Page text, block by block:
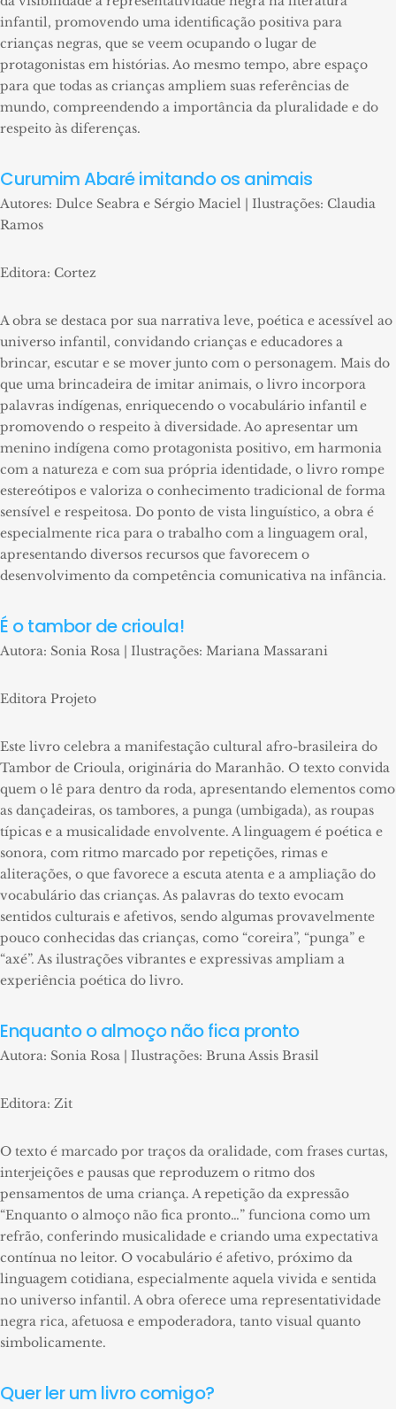
infantil, promovendo uma identificação positiva para
crianças negras, que se veem ocupando o lugar de
protagonistas em histórias. Ao mesmo tempo, abre espaço
para que todas as crianças ampliem suas referências de
mundo, compreendendo a importância da pluralidade e do
respeito às diferenças.
Curumim Abaré imitando os animais
Autores: Dulce Seabra e Sérgio Maciel | Ilustrações: Claudia
Ramos
Editora: Cortez
A obra se destaca por sua narrativa leve, poética e acessível ao
universo infantil, convidando crianças e educadores a
brincar, escutar e se mover junto com o personagem. Mais do
que uma brincadeira de imitar animais, o livro incorpora
palavras indígenas, enriquecendo o vocabulário infantil e
promovendo o respeito à diversidade. Ao apresentar um
menino indígena como protagonista positivo, em harmonia
com a natureza e com sua própria identidade, o livro rompe
estereótipos e valoriza o conhecimento tradicional de forma
sensível e respeitosa. Do ponto de vista linguístico, a obra é
especialmente rica para o trabalho com a linguagem oral,
apresentando diversos recursos que favorecem o
desenvolvimento da competência comunicativa na infância.
É o tambor de crioula!
Autora: Sonia Rosa | Ilustrações: Mariana Massarani
Editora Projeto
Este livro celebra a manifestação cultural afro-brasileira do
Tambor de Crioula, originária do Maranhão. O texto convida
quem o lê para dentro da roda, apresentando elementos como
as dançadeiras, os tambores, a punga (umbigada), as roupas
típicas e a musicalidade envolvente. A linguagem é poética e
sonora, com ritmo marcado por repetições, rimas e
aliterações, o que favorece a escuta atenta e a ampliação do
vocabulário das crianças. As palavras do texto evocam
sentidos culturais e afetivos, sendo algumas provavelmente
pouco conhecidas das crianças, como “coreira”, “punga” e
“axé”. As ilustrações vibrantes e expressivas ampliam a
experiência poética do livro.
Enquanto o almoço não fica pronto
Autora: Sonia Rosa | Ilustrações: Bruna Assis Brasil
Editora: Zit
O texto é marcado por traços da oralidade, com frases curtas,
interjeições e pausas que reproduzem o ritmo dos
pensamentos de uma criança. A repetição da expressão
“Enquanto o almoço não fica pronto…” funciona como um
refrão, conferindo musicalidade e criando uma expectativa
contínua no leitor. O vocabulário é afetivo, próximo da
linguagem cotidiana, especialmente aquela vivida e sentida
no universo infantil. A obra oferece uma representatividade
negra rica, afetuosa e empoderadora, tanto visual quanto
simbolicamente.
Quer ler um livro comigo?